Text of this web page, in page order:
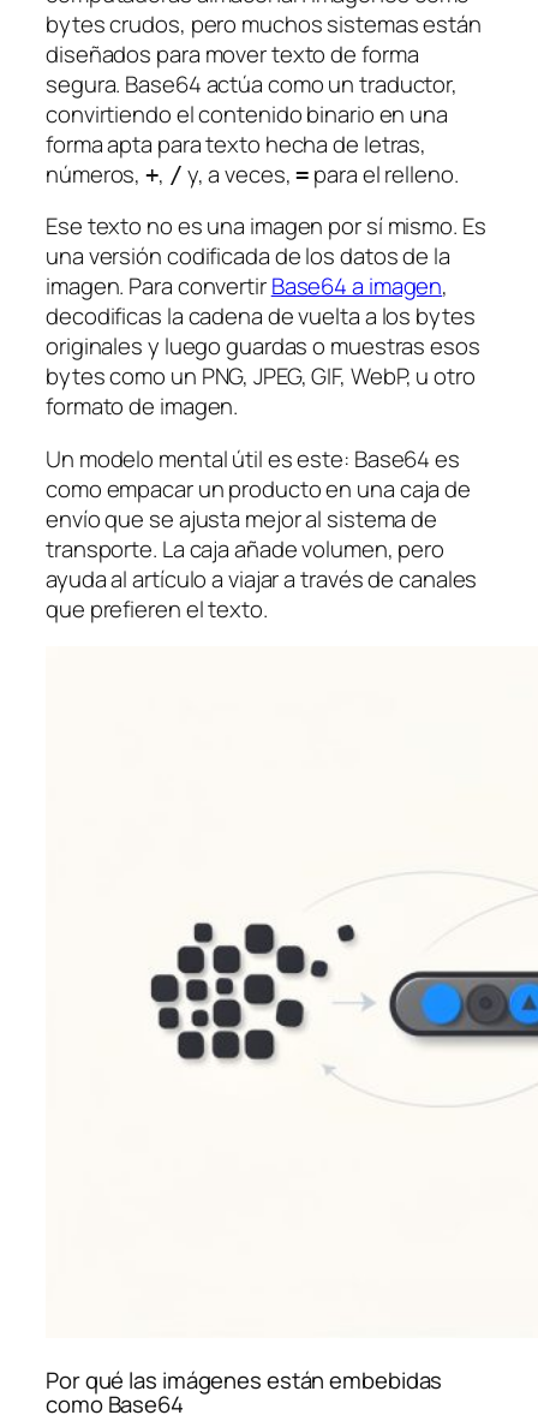
bytes crudos, pero muchos sistemas están
diseñados para mover texto de forma
segura. Base64 actúa como un traductor,
convirtiendo el contenido binario en una
forma apta para texto hecha de letras,
números,+, / y, a veces,= para el relleno.
Ese texto no es una imagen por sí mismo. Es
una versión codificada de los datos de la
imagen. Para convertirBase64 a imagen,
decodificas la cadena de vuelta a los bytes
originales y luego guardas o muestras esos
bytes como un PNG, JPEG, GIF, WebP, u otro
formato de imagen.
Un modelo mental útil es este: Base64 es
como empacar un producto en una caja de
envío que se ajusta mejor al sistema de
transporte. La caja añade volumen, pero
ayuda al artículo a viajar a través de canales
que prefieren el texto.
Por qué las imágenes están embebidas
como Base64